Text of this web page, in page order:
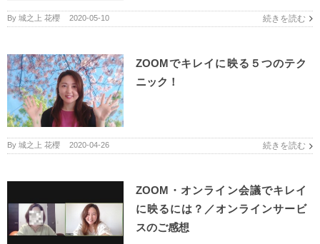
By 城之上 花櫻 2020-05-10 続きを読む
ZOOMでキレイに映る５つのテク
ニック！
By 城之上 花櫻 2020-04-26 続きを読む
ZOOM・オンライン会議でキレイ
に映るには？／オンラインサービ
スのご感想